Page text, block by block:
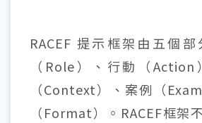
RACEF 提示框架由五個
（Role）、行動（
（Context）、案例（
（Format）。RACEF框架